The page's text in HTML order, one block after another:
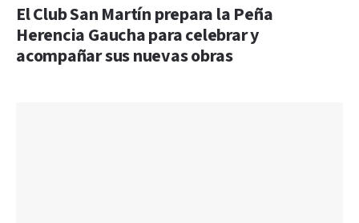
El Club San Martín prepara la Peña
Herencia Gaucha para celebrar y
acompañar sus nuevas obras